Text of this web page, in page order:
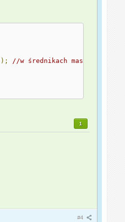
); //w średnikach masz treść
1
#4